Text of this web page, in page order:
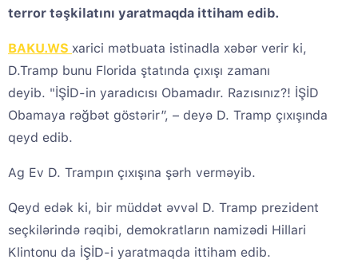
terror təşkilatını yaratmaqda ittiham edib.
BAKU.WS xarici mətbuata istinadla xəbər verir ki,
D.Tramp bunu Florida ştatında çıxışı zamanı
deyib. "İŞİD-in yaradıcısı Obamadır. Razısınız?! İŞİD
Obamaya rəğbət göstərir”, – deyə D. Tramp çıxışında
qeyd edib.
Ag Ev D. Trampın çıxışına şərh verməyib.
Qeyd edək ki, bir müddət əvvəl D. Tramp prezident
seçkilərində rəqibi, demokratların namizədi Hillari
Klintonu da İŞİD-i yaratmaqda ittiham edib.